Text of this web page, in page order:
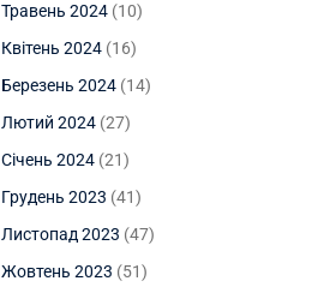
Травень 2024 (10)
Квітень 2024 (16)
Березень 2024 (14)
Лютий 2024 (27)
Січень 2024 (21)
Грудень 2023 (41)
Листопад 2023 (47)
Жовтень 2023 (51)